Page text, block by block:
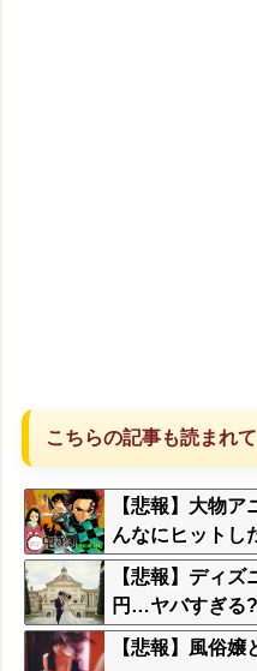
こちらの記事も読まれ
【悲報】大物
んなにヒットし
い…」
【悲報】ディ
円…ヤバすぎる
【悲報】風俗